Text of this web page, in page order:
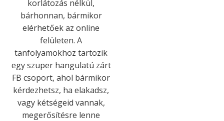
korlátozás nélkül,
bárhonnan, bármikor
elérhetőek az online
felületen. A
tanfolyamokhoz tartozik
egy szuper hangulatú zárt
FB csoport, ahol bármikor
kérdezhetsz, ha elakadsz,
vagy kétségeid vannak,
megerősítésre lenne